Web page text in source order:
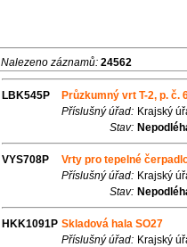
Nalezeno záznamů: 24562
LBK545P
Průzkumný vrt T-2, p. č.
Příslušný úřad: Krajský
Stav:
VYS708P
Vrty pro tepelné
Příslušný úřad: Krajský
Stav:
HKK1091P Skladová hala SO27
Příslušný úřad: Krajský